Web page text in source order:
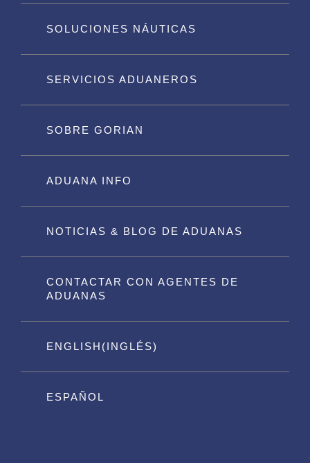
SOLUCIONES NÁUTICAS
SERVICIOS ADUANEROS
SOBRE GORIAN
ADUANA INFO
NOTICIAS & BLOG DE ADUANAS
CONTACTAR CON AGENTES DE
ADUANAS
ENGLISH (INGLÉS)
ESPAÑOL